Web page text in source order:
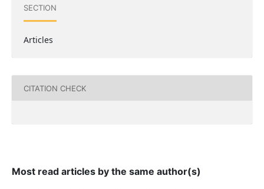
SECTION
Articles
CITATION CHECK
Most read articles by the same author(s)